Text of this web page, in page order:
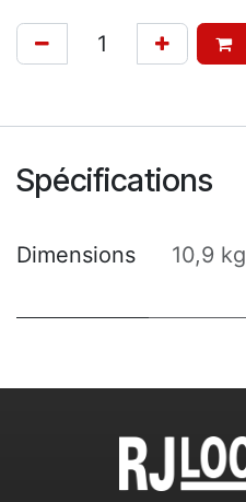
Spécifications
Dimensions 10,9 kg